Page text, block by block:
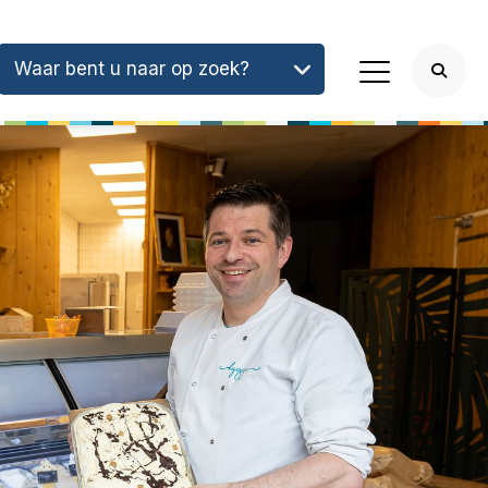
Waar bent u naar op zoek?